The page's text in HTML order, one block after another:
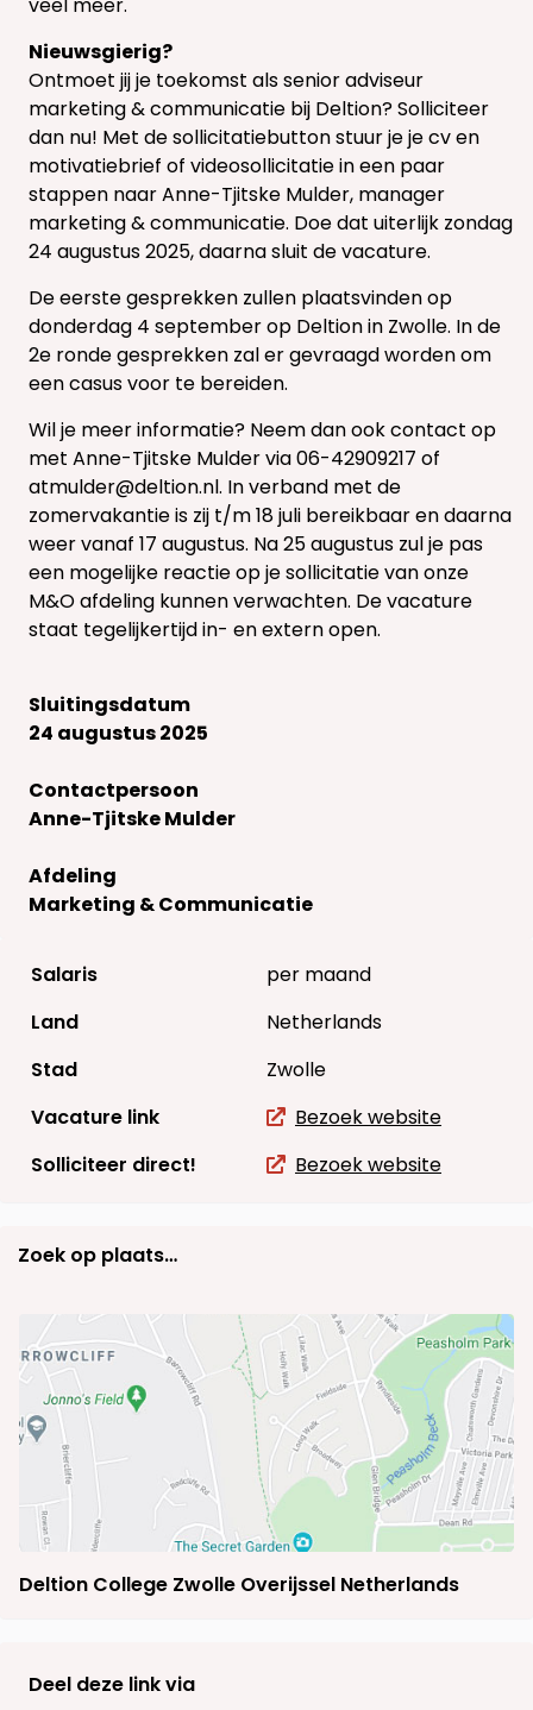
Nieuwsgierig?
Ontmoet jij je toekomst als senior adviseur
marketing & communicatie bij Deltion? Solliciteer
dan nu! Met de sollicitatiebutton stuur je je cv en
motivatiebrief of videosollicitatie in een paar
stappen naar Anne-Tjitske Mulder, manager
marketing & communicatie. Doe dat uiterlijk zondag
24 augustus 2025, daarna sluit de vacature.
De eerste gesprekken zullen plaatsvinden op
donderdag 4 september op Deltion in Zwolle. In de
2e ronde gesprekken zal er gevraagd worden om
een casus voor te bereiden.
Wil je meer informatie? Neem dan ook contact op
met Anne-Tjitske Mulder via 06-42909217 of
atmulder@deltion.nl. In verband met de
zomervakantie is zij t/m 18 juli bereikbaar en daarna
weer vanaf 17 augustus. Na 25 augustus zul je pas
een mogelijke reactie op je sollicitatie van onze
M&O afdeling kunnen verwachten. De vacature
staat tegelijkertijd in- en extern open.
Sluitingsdatum
24 augustus 2025
Contactpersoon
Anne-Tjitske Mulder
Afdeling
Marketing & Communicatie
Salaris
per maand
Land
Netherlands
Stad
Zwolle
Vacature link
Bezoek website
Solliciteer direct!
Bezoek website
Zoek op plaats…
Deltion College Zwolle Overijssel Netherlands
Deel deze link via